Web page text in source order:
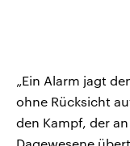
Bundesland von
CDU, SPD und FDP
Umfragen,
Wahlprogramme,
und Hintergründe zu
Sendungen
„Ein Alarm jagt
ohne Rücksicht
den Kampf, der